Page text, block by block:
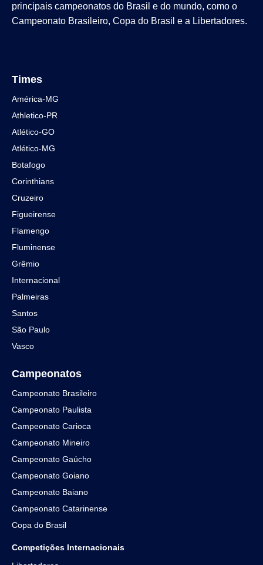
principais campeonatos do Brasil e do mundo, como o
Campeonato Brasileiro, Copa do Brasil e a Libertadores.
Times
América-MG
Athletico-PR
Atlético-GO
Atlético-MG
Botafogo
Corinthians
Cruzeiro
Figueirense
Flamengo
Fluminense
Grêmio
Internacional
Palmeiras
Santos
São Paulo
Vasco
Campeonatos
Campeonato Brasileiro
Campeonato Paulista
Campeonato Carioca
Campeonato Mineiro
Campeonato Gaúcho
Campeonato Goiano
Campeonato Baiano
Campeonato Catarinense
Copa do Brasil
Competições Internacionais